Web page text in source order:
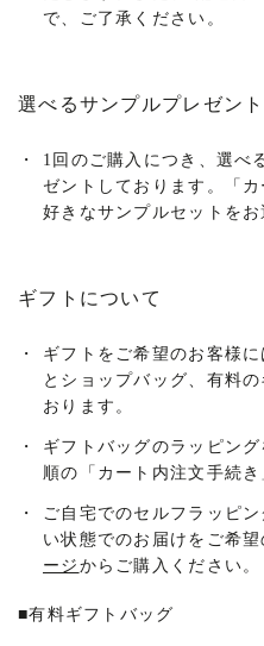
で、ご了承ください。
選べるサンプルプレゼン
・
1回のご購入につき、選べ
ゼントしております。「
好きなサンプルセットをお
ギフトについて
・
ギフトをご希望のお客様
とショップバッグ、有料
おります。
・
ギフトバッグのラッピン
順の「カート内注文手続
・
ご自宅でのセルフラッピ
い状態でのお届けをご希望
ージ からご購入ください。
■有料ギフトバッグ